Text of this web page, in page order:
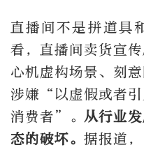
直播间不是拼道具
看，直播间卖货宣
心机虚构场景、刻
涉嫌“以虚假或者引
消费者”。 从行业
态的破坏。 据报道